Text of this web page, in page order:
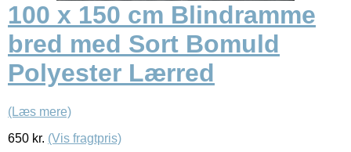
100 x 150 cm Blindramme
bred med Sort Bomuld
Polyester Lærred
(Læs mere)
650 kr. (Vis fragtpris)